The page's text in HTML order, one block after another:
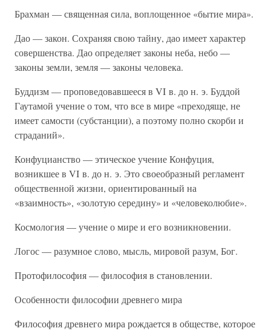
Брахман — священная сила, воплощенное «бытие мира».
Дао — закон. Сохраняя свою тайну, дао имеет характер
совершенства. Дао определяет законы неба, небо —
законы земли, земля — законы человека.
Буддизм — проповедовавшееся в VI в. до н. э. Буддой
Гаутамой учение о том, что все в мире «преходяще, не
имеет самости (субстанции), а поэтому полно скорби и
страданий».
Конфуцианство — этическое учение Конфуция,
возникшее в VI в. до н. э. Это своеобразный регламент
общественной жизни, ориентированный на
«взаимность», «золотую середину» и «человеколюбие».
Космология — учение о мире и его возникновении.
Логос — разумное слово, мысль, мировой разум, Бог.
Протофилософия — философия в становлении.
Особенности философии древнего мира
Философия древнего мира рождается в обществе, которое